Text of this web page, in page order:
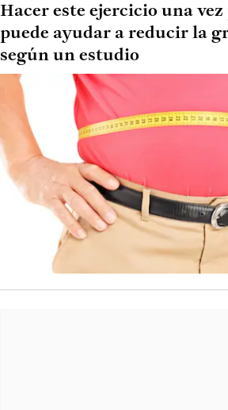
Hacer este ejercicio una
puede ayudar a reducir la
según un estudio